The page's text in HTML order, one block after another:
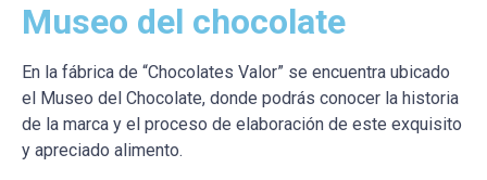
Museo del chocolate
En la fábrica de “Chocolates Valor” se encuentra ubicado
el Museo del Chocolate, donde podrás conocer la historia
de la marca y el proceso de elaboración de este exquisito
y apreciado alimento.